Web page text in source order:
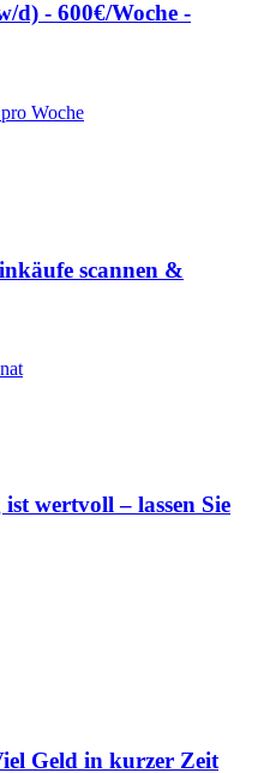
d) - 600€/Woche -
Woche
scannen &
wertvoll – lassen Sie
Geld in kurzer Zeit